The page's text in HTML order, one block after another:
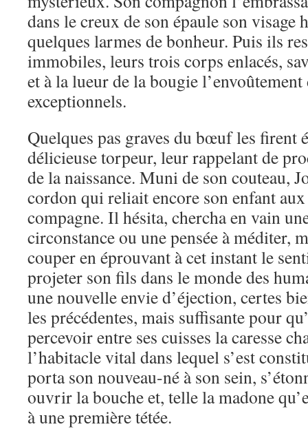
dans le creux de son épaule son visage
quelques larmes de bonheur. Puis ils
immobiles, leurs trois corps enlacés,
et à la lueur de la bougie l’envoûtement
exceptionnels.
Quelques pas graves du bœuf les firent
délicieuse torpeur, leur rappelant de
de la naissance. Muni de son couteau,
cordon qui reliait encore son enfant
compagne. Il hésita, chercha en vain
circonstance ou une pensée à méditer,
couper en éprouvant à cet instant le
projeter son fils dans le monde des
une nouvelle envie d’éjection, certes
les précédentes, mais suffisante pour
percevoir entre ses cuisses la caresse
l’habitacle vital dans lequel s’est
porta son nouveau-né à son sein,
ouvrir la bouche et, telle la madone
à une première tétée.